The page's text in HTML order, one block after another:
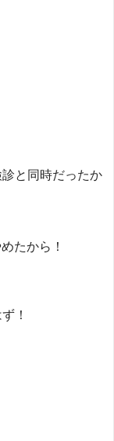
と同時だったか
たから！
！